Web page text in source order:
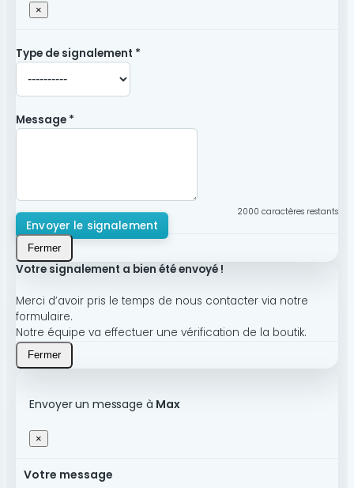
×
Type de signalement *
Message *
2000 caractères restants
Envoyer le signalement
Fermer
Votre signalement a bien été envoyé !
Merci d’avoir pris le temps de nous contacter via notre
formulaire.
Notre équipe va effectuer une vérification de la boutik.
Fermer
Envoyer un message à Max
×
Votre message